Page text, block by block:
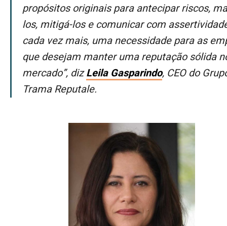
propósitos originais para antecipar riscos,
los, mitigá-los e comunicar com
cada vez mais, uma necessidade para as
que desejam manter uma reputação sólida
mercado”, dizLeila Gasparindo, CEO do
Trama Reputale.